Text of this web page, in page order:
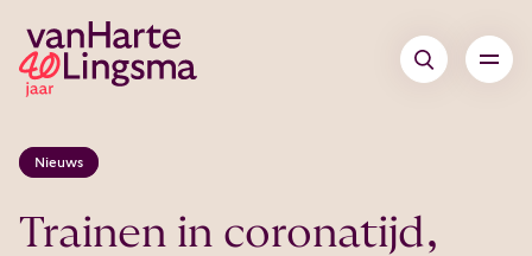
Nieuws
Trainen in coronatijd,